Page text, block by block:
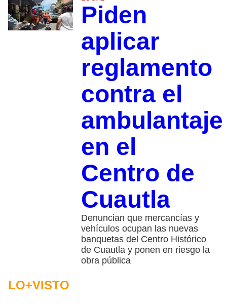
Piden
aplicar
reglamento
contra el
ambulantaje
en el
Centro de
Cuautla
Denuncian que mercancías y
vehículos ocupan las nuevas
banquetas del Centro Histórico
de Cuautla y ponen en riesgo la
obra pública
LO+VISTO